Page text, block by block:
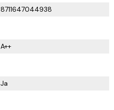
8711647044938
A++
Ja